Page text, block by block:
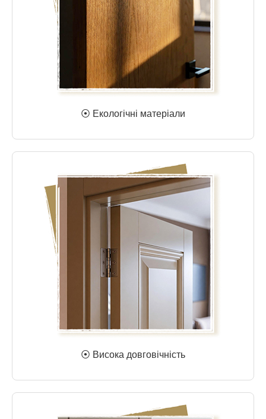
⦿ Екологічні матеріали
⦿ Висока довговічність